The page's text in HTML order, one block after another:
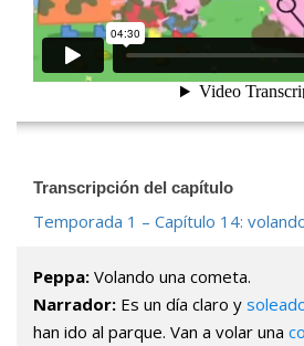
Transcripción del capítulo
Temporada 1 – Capítulo 14:
Peppa: Volando una cometa.
Narrador: Es un día claro y
han ido al parque. Van a volar una